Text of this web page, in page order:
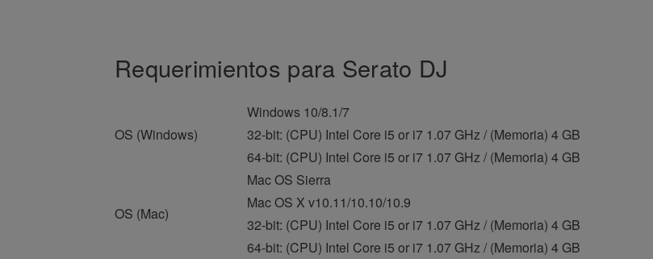
Requerimientos para Serato DJ
OS (Windows)
Windows 10/8.1/7
32-bit: (CPU) Intel Core i5 or i7 1.07 GHz / (Memoria) 4 GB
64-bit: (CPU) Intel Core i5 or i7 1.07 GHz / (Memoria) 4 GB
OS (Mac)
Mac OS Sierra
Mac OS X v10.11/10.10/10.9
32-bit: (CPU) Intel Core i5 or i7 1.07 GHz / (Memoria) 4 GB
64-bit: (CPU) Intel Core i5 or i7 1.07 GHz / (Memoria) 4 GB